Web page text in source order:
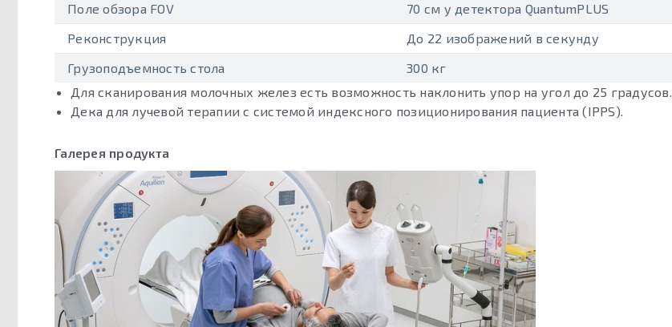
Поле обзора FOV
70 см у детектора QuantumPLUS
Реконструкция
До 22 изображений в секунду
Грузоподъемность стола
300 кг
Для сканирования молочных желез есть возможность наклонить упор на угол до 25 градусов.
Дека для лучевой терапии с системой индексного позиционирования пациента (IPPS).
Галерея продукта